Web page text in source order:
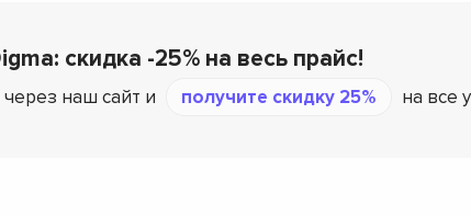
скидка -25% на весь прайс!
наш сайт и получите скидку 25% на все